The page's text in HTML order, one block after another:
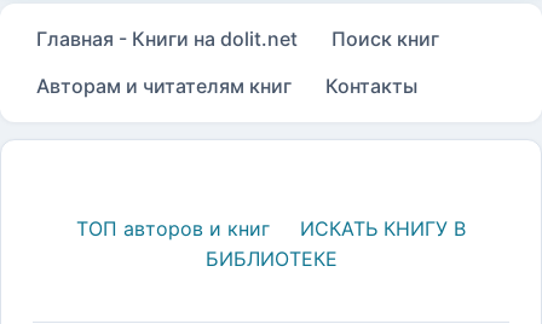
Главная - Книги на dolit.net
Поиск книг
Авторам и читателям книг
Контакты
ТОП авторов и книг
ИСКАТЬ КНИГУ В
БИБЛИОТЕКЕ